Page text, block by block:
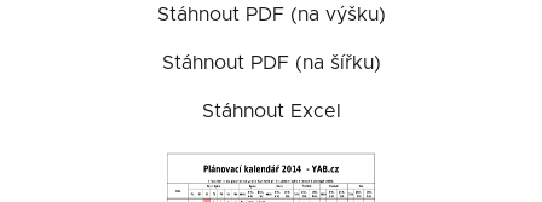
Stáhnout PDF (na výšku)
Stáhnout PDF (na šířku)
Stáhnout Excel